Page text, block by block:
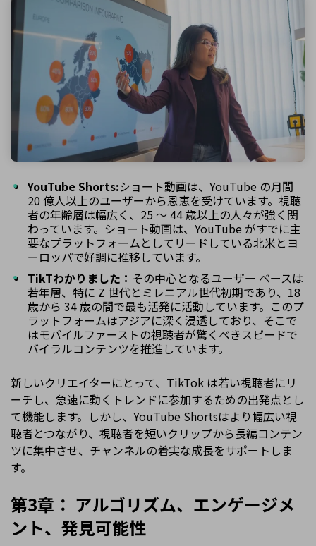
YouTube Shorts:ショート動画は、YouTube の月間
20 億人以上のユーザーから恩恵を受けています。視聴
者の年齢層は幅広く、25 ～ 44 歳以上の人々が強く関
わっています。ショート動画は、YouTube がすでに主
要なプラットフォームとしてリードしている北米とヨ
ーロッパで好調に推移しています。
TikTわかりました： その中心となるユーザー ベースは
若年層、特に Z 世代とミレニアル世代初期であり、18
歳から 34 歳の間で最も活発に活動しています。このプ
ラットフォームはアジアに深く浸透しており、そこで
はモバイルファーストの視聴者が驚くべきスピードで
バイラルコンテンツを推進しています。
新しいクリエイターにとって、TikTok は若い視聴者にリ
ーチし、急速に動くトレンドに参加するための出発点とし
て機能します。しかし、YouTube Shortsはより幅広い視
聴者とつながり、視聴者を短いクリップから長編コンテン
ツに集中させ、チャンネルの着実な成長をサポートしま
す。
第3章： アルゴリズム、エンゲージメ
ント、発見可能性